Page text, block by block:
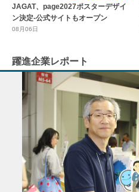
JAGAT、page2027ポスターデザイ
ン決定-公式サイトもオープン
08月06日
躍進企業レポート